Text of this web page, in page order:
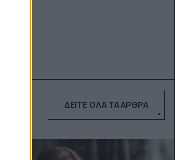
ΔΕΊΤΕ ΌΛΑ ΤΑ ΆΡΘΡΑ